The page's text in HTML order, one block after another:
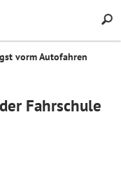
Search
vorm Autofahren
Fahrschule